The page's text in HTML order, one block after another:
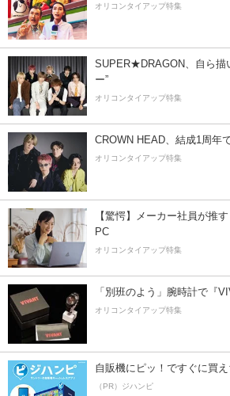
オリコンタイアップ特集
SUPER★DRAGON、自ら描
ー”
オリコンタイアップ特集
CROWN HEAD、結成1周年
オリコンタイアップ特集
【驚愕】メーカー社員が推
PC
オリコンタイアップ特集
「別班のよう」腕時計で『
オリコンタイアップ特集
自販機にピッ！ですぐに買え
（PR）ジハンピ